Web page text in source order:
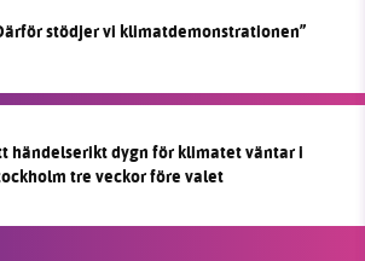
stödjer vi klimatdemonstrationen”
händelserikt dygn för klimatet väntar i
tre veckor före valet